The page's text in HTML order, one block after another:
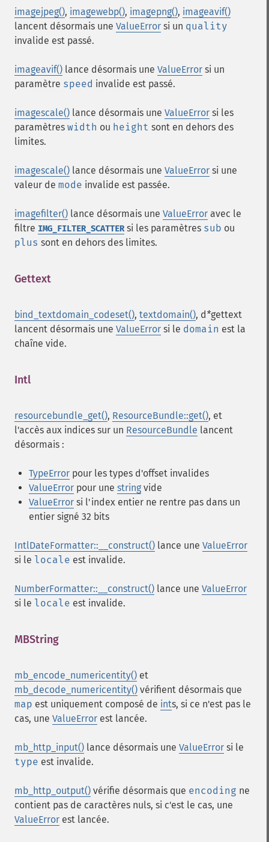
imagejpeg(), imagewebp(), imagepng(), imageavif()
lancent désormais une ValueError si un quality
invalide est passé.
imageavif() lance désormais une ValueError si un
paramètre speed invalide est passé.
imagescale() lance désormais une ValueError si les
paramètres width ou height sont en dehors des
limites.
imagescale() lance désormais une ValueError si une
valeur de mode invalide est passée.
imagefilter() lance désormais une ValueError avec le
filtre IMG_FILTER_SCATTERsi les paramètres sub ou
plus sont en dehors des limites.
Gettext
bind_textdomain_codeset(), textdomain(), d*gettext
lancent désormais une ValueError si le domain est la
chaîne vide.
Intl
resourcebundle_get(), ResourceBundle::get(), et
l'accès aux indices sur un ResourceBundle lancent
désormais :
TypeError pour les types d'offset invalides
ValueError pour une string vide
ValueError si l'index entier ne rentre pas dans un
entier signé 32 bits
IntlDateFormatter::__construct() lance une ValueError
si le locale est invalide.
NumberFormatter::__construct() lance une ValueError
si le locale est invalide.
MBString
mb_encode_numericentity() et
mb_decode_numericentity() vérifient désormais que
map est uniquement composé de ints, si ce n'est pas le
cas, une ValueError est lancée.
mb_http_input() lance désormais une ValueError si le
type est invalide.
mb_http_output() vérifie désormais que encoding ne
contient pas de caractères nuls, si c'est le cas, une
ValueError est lancée.